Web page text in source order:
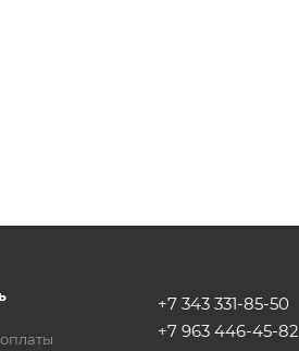
+7 343 331-85-50
+7 963 446-45-82